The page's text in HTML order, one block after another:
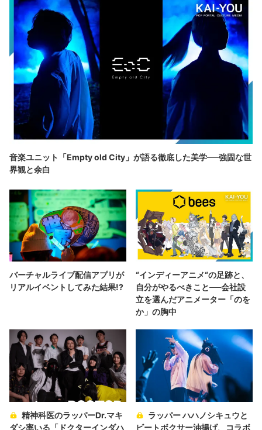
音楽ユニット「Empty old City」が語る徹底した美学──強固な世
界観と余白
バーチャルライブ配信アプリが
リアルイベントしてみた結果!?
“インディーアニメ“の足跡と、
自分がやるべきこと──会社設
立を選んだアニメーター「のを
か」の胸中
精神科医のラッパーDr.マキ
ダシ率いる「ドクターインダハ
ラッパー ハハノシキュウと
ビートボクサー油揚げ、コラボ